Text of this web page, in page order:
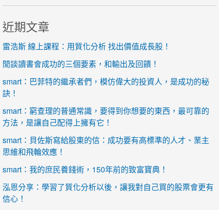
近期文章
雷浩斯 線上課程：用質化分析 找出價值成長股！
閒談讀書會成功的三個要素，和輸出及回饋！
smart：巴菲特的繼承者們，模仿偉大的投資人，是成功的秘
訣！
smart：窮查理的普通常識，要得到你想要的東西，最可靠的
方法，是讓自己配得上擁有它！
smart：貝佐斯寫給股東的信：成功要有高標準的人才、業主
思維和飛輪效應！
smart：我的庶民養錢術，150年前的致富寶典！
泓恩分享：學習了質化分析以後，讓我對自己買的股票會更有
信心！